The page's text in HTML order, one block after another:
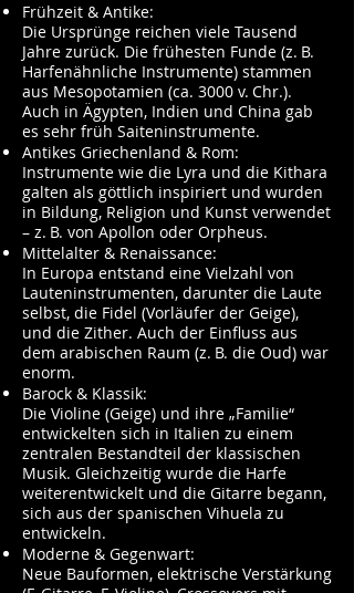
Frühzeit & Antike:
Die Ursprünge reichen viele Tausend
Jahre zurück. Die frühesten Funde (z. B.
Harfenähnliche Instrumente) stammen
aus Mesopotamien (ca. 3000 v. Chr.).
Auch in Ägypten, Indien und China gab
es sehr früh Saiteninstrumente.
Antikes Griechenland & Rom:
Instrumente wie die Lyra und die Kithara
galten als göttlich inspiriert und wurden
in Bildung, Religion und Kunst verwendet
– z. B. von Apollon oder Orpheus.
Mittelalter & Renaissance:
In Europa entstand eine Vielzahl von
Lauteninstrumenten, darunter die Laute
selbst, die Fidel (Vorläufer der Geige),
und die Zither. Auch der Einfluss aus
dem arabischen Raum (z. B. die Oud) war
enorm.
Barock & Klassik:
Die Violine (Geige) und ihre „Familie“
entwickelten sich in Italien zu einem
zentralen Bestandteil der klassischen
Musik. Gleichzeitig wurde die Harfe
weiterentwickelt und die Gitarre begann,
sich aus der spanischen Vihuela zu
entwickeln.
Moderne & Gegenwart:
Neue Bauformen, elektrische Verstärkung